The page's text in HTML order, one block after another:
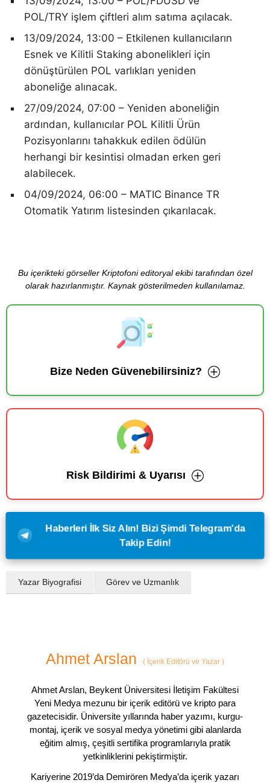
POL/TRY işlem çiftleri alım satıma açılacak.
13/09/2024, 13:00 – Etkilenen kullanıcıların
Esnek ve Kilitli Staking abonelikleri için
dönüştürülen POL varlıkları yeniden
aboneliğe alınacak.
27/09/2024, 07:00 – Yeniden aboneliğin
ardından, kullanıcılar POL Kilitli Ürün
Pozisyonlarını tahakkuk edilen ödülün
herhangi bir kesintisi olmadan erken geri
alabilecek.
04/09/2024, 06:00 – MATIC Binance TR
Otomatik Yatırım listesinden çıkarılacak.
Bu içerikteki görseller Kriptofoni editoryal ekibi tarafından özel
olarak hazırlanmıştır. Kaynak gösterilmeden kullanılamaz.
Bize Neden Güvenebilirsiniz?
Risk Bildirimi & Uyarısı
Haberleri İlk Siz Alın! Bizi Şimdi Telegram'da
Takip Edin!
Yazar Biyografisi Görev ve Uzmanlık
Ahmet Arslan ( İçerik Editörü ve Yazar )
Ahmet Arslan, Beykent Üniversitesi İletişim Fakültesi
Yeni Medya mezunu bir içerik editörü ve kripto para
gazetecisidir. Üniversite yıllarında haber yazımı, kurgu-
montaj, içerik ve sosyal medya yönetimi gibi alanlarda
eğitim almış, çeşitli sertifika programlarıyla pratik
yetkinliklerini pekiştirmiştir.
Kariyerine 2019’da Demirören Medya’da içerik yazarı